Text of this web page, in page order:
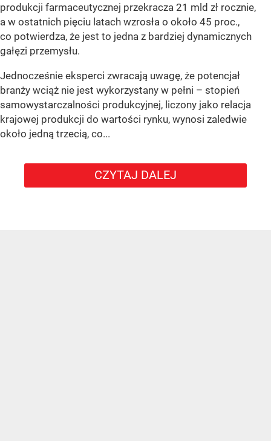
produkcji farmaceutycznej przekracza 21 mld zł rocznie,
a w ostatnich pięciu latach wzrosła o około 45 proc.,
co potwierdza, że jest to jedna z bardziej dynamicznych
gałęzi przemysłu.
Jednocześnie eksperci zwracają uwagę, że potencjał
branży wciąż nie jest wykorzystany w pełni – stopień
samowystarczalności produkcyjnej, liczony jako relacja
krajowej produkcji do wartości rynku, wynosi zaledwie
około jedną trzecią, co...
CZYTAJ DALEJ